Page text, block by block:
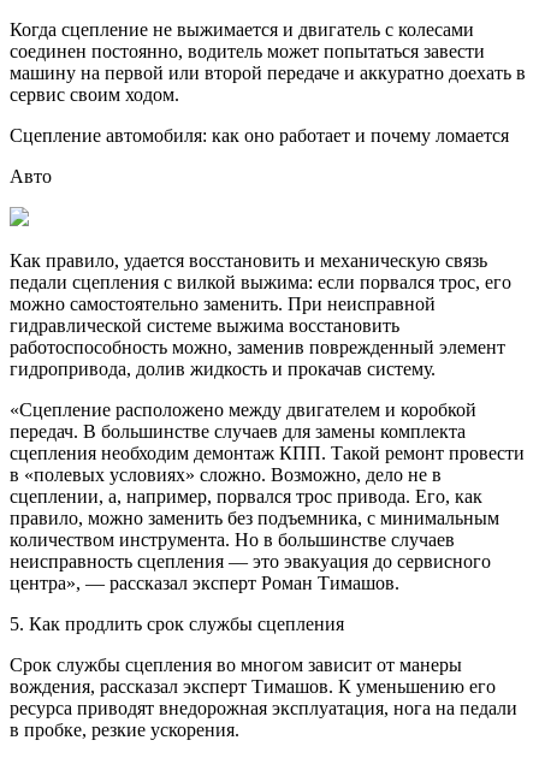
Когда сцепление не выжимается и двигатель с колесами
соединен постоянно, водитель может попытаться завести
машину на первой или второй передаче и аккуратно доехать в
сервис своим ходом.
Сцепление автомобиля: как оно работает и почему ломается
Авто
Как правило, удается восстановить и механическую связь
педали сцепления с вилкой выжима: если порвался трос, его
можно самостоятельно заменить. При неисправной
гидравлической системе выжима восстановить
работоспособность можно, заменив поврежденный элемент
гидропривода, долив жидкость и прокачав систему.
«Сцепление расположено между двигателем и коробкой
передач. В большинстве случаев для замены комплекта
сцепления необходим демонтаж КПП. Такой ремонт провести
в «полевых условиях» сложно. Возможно, дело не в
сцеплении, а, например, порвался трос привода. Его, как
правило, можно заменить без подъемника, с минимальным
количеством инструмента. Но в большинстве случаев
неисправность сцепления — это эвакуация до сервисного
центра», — рассказал эксперт Роман Тимашов.
5. Как продлить срок службы сцепления
Срок службы сцепления во многом зависит от манеры
вождения, рассказал эксперт Тимашов. К уменьшению его
ресурса приводят внедорожная эксплуатация, нога на педали
в пробке, резкие ускорения.